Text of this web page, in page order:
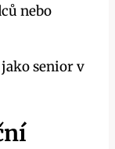
nebo